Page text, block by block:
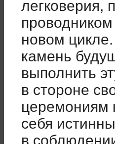
легковерия,
новом
камень
выполнить
в стороне
церемониям
себя
в